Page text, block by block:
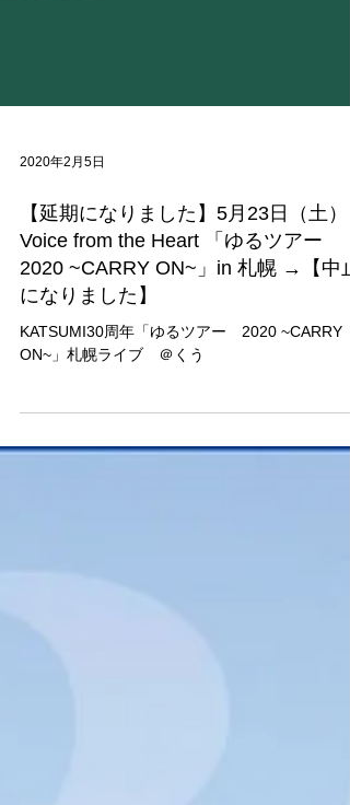
2020年2月5日
【延期になりました】5月23日（土）
Voice from the Heart 「ゆるツアー
2020 ~CARRY ON~」in 札幌 →【中止
になりました】